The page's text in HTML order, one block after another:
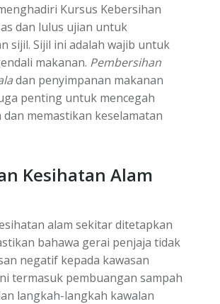
Kursus Kebersihan
dan lulus ujian untuk
sijil. Sijil ini adalah wajib untuk
makanan. Pembersihan
dan penyimpanan makanan
penting untuk mencegah
dan memastikan keselamatan
Kesihatan Alam
alam sekitar ditetapkan
bahawa gerai penjaja tidak
negatif kepada kawasan
termasuk pembuangan sampah
langkah-langkah kawalan